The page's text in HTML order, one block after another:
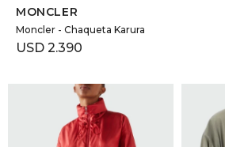
MONCLER
Moncler - Chaqueta Karura
USD 2.390